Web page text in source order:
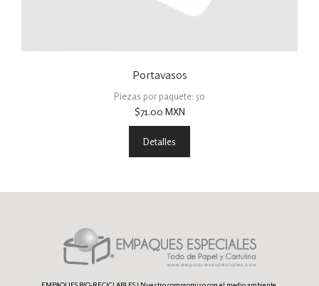
Portavasos
Piezas por paquete: 50
$71.00 MXN
Detalles
EMPAQUES BIO-RECICLABLES | Nuestro compromiso con el medio ambiente.